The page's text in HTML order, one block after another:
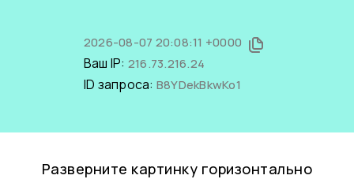
2026-08-07 20:08:11 +0000
Ваш IP: 216.73.216.24
ID запроса: B8YDekBkwKo1
Разверните картинку горизонтально